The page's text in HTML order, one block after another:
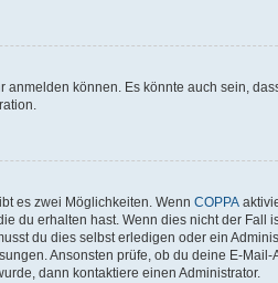
können. Es könnte auch sein,
es zwei Möglichkeiten. Wenn COPPA
du erhalten hast. Wenn dies nicht der Fall
du dies selbst erledigen oder ein
Ansonsten prüfe, ob du deine E-
dann kontaktiere einen Administrator.